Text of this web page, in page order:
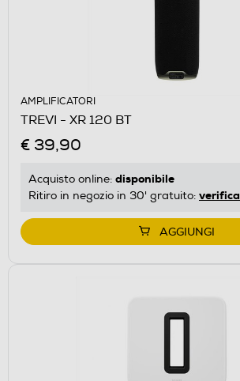
AMPLIFICATORI
TREVI - XR 120 BT
€ 39,90
Acquisto online: disponibile
Ritiro in negozio in 30' gratuito: verifica
AGGIUNGI